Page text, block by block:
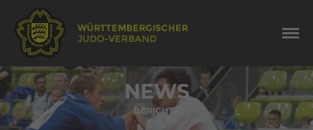
NEWS
BERICHTE